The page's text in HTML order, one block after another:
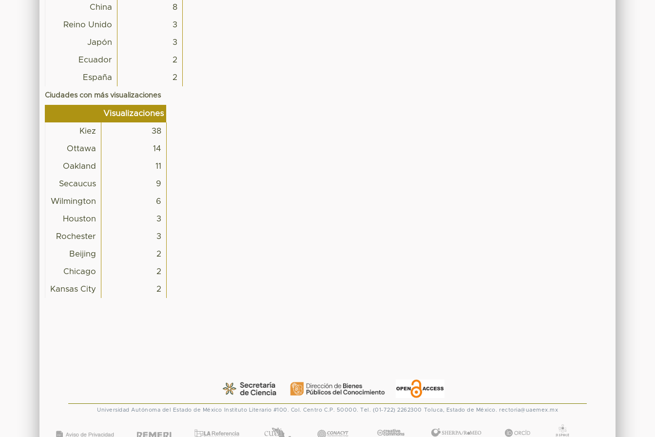
China 8
Reino Unido 3
Japón 3
Ecuador 2
España 2
Ciudades con más visualizaciones
Visualizaciones
Kiez 38
Ottawa 14
Oakland 11
Secaucus 9
Wilmington 6
Houston 3
Rochester 3
Beijing 2
Chicago 2
Kansas City 2
Universidad Autónoma del Estado de México Instituto Literario #100. Col. Centro C.P. 50000. Tel. (01-722) 2262300 Toluca, Estado de México. rectoria@uaemex.mx